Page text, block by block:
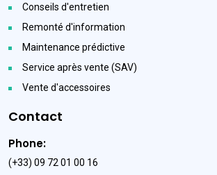
Conseils d'entretien
Remonté d'information
Maintenance prédictive
Service après vente (SAV)
Vente d'accessoires
Contact
Phone:
(+33) 09 72 01 00 16